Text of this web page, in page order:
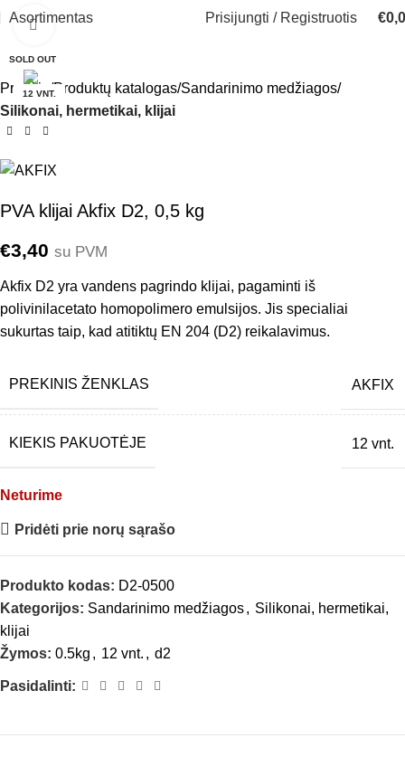
Asortimentas Prisijungti / Registruotis €
SOLD OUT
12 VNT.
Click to enlarge
Pradžia Produktų katalogas Sandarinimo medžiagos
Silikonai, hermetikai, klijai
PVA klijai Akfix D2, 0,5 kg
€3,40 su PVM
Akfix D2 yra vandens pagrindo klijai, pagaminti iš
polivinilacetato homopolimero emulsijos. Jis specialiai
sukurtas taip, kad atitiktų EN 204 (D2) reikalavimus.
PREKINIS ŽENKLAS AKFIX
KIEKIS PAKUOTĖJE 12 vnt.
Neturime
Pridėti prie norų sąrašo
Produkto kodas: D2-0500
Kategorijos: Sandarinimo medžiagos, Silikonai, hermetikai,
klijai
Žymos: 0.5kg , 12 vnt. , d2
Pasidalinti: